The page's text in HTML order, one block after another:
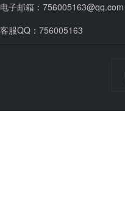
电子邮箱：756005163@qq.com
客服QQ：756005163